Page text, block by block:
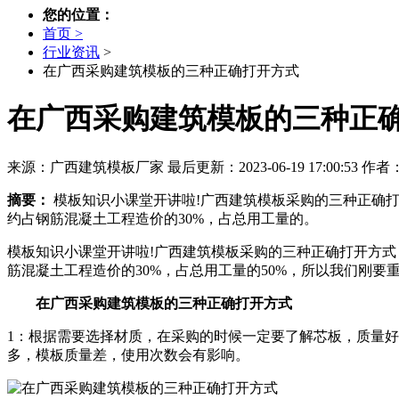
您的位置：
首页 >
行业资讯 >
在广西采购建筑模板的三种正确打开方式
在广西采购建筑模板的三种正
来源：广西建筑模板厂家 最后更新：2023-06-19 17:00:53 作者
摘要： 模板知识小课堂开讲啦!广西建筑模板采购的三种正确
约占钢筋混凝土工程造价的30%，占总用工量的。
模板知识小课堂开讲啦!广西建筑模板采购的三种正确打开方
筋混凝土工程造价的30%，占总用工量的50%，所以我们刚要
在广西采购建筑模板的三种正确打开方式
1：根据需要选择材质，在采购的时候一定要了解芯板，质量
多，模板质量差，使用次数会有影响。